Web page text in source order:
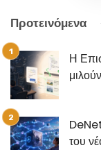
Προτεινόμενα
Η
του